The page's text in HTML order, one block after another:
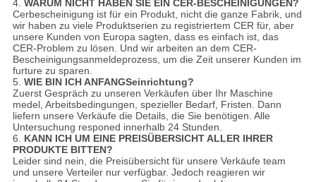
4. WARUM NICHT HABEN SIE EIN CER-BESCHEINIGUNGEN?
Cerbescheinigung ist für ein Produkt, nicht die ganze Fabrik, und
wir haben zu viele Produktserien zu registriertem CER für, aber
unsere Kunden von Europa sagten, dass es einfach ist, das
CER-Problem zu lösen. Und wir arbeiten an dem CER-
Bescheinigungsanmeldeprozess, um die Zeit unserer Kunden im
furture zu sparen.
5. WIE BIN ICH ANFANGSeinrichtung?
Zuerst Gespräch zu unseren Verkäufen über Ihr Maschine
medel, Arbeitsbedingungen, spezieller Bedarf, Fristen. Dann
liefern unsere Verkäufe die Details, die Sie benötigen. Alle
Untersuchung responed innerhalb 24 Stunden.
6. KANN ICH UM EINE PREISÜBERSICHT ALLER IHRER
PRODUKTE BITTEN?
Leider sind nein, die Preisübersicht für unsere Verkäufe team
und unsere Verteiler nur verfügbar. Jedoch reagieren wir